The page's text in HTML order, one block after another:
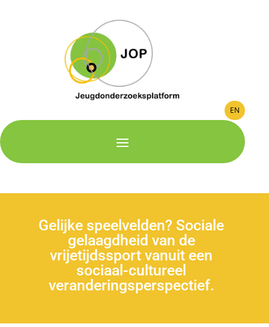
EN
Gelijke speelvelden? Sociale
gelaagdheid van de
vrijetijdssport vanuit een
sociaal-cultureel
veranderingsperspectief.